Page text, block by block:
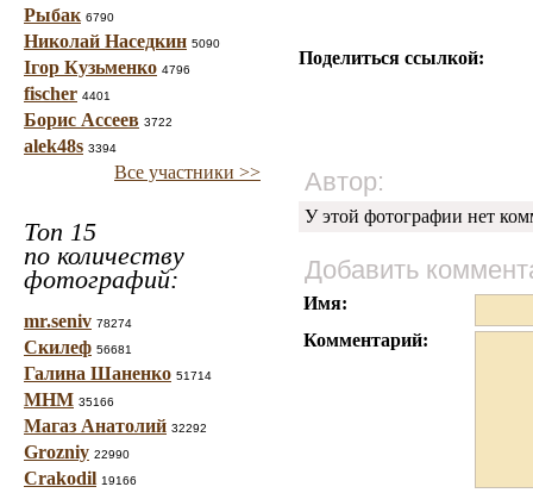
Рыбак 6790
Николай Наседкин 5090
Ігор Кузьменко 4796
fischer 4401
Борис Ассеев 3722
alek48s 3394
Все участники >>
Топ 15
по количеству
фотографий:
mr.seniv 78274
Скилеф 56681
Галина Шаненко 51714
МНМ 35166
Магаз Анатолий 32292
Grozniy 22990
Crakodil 19166
Поделиться ссылкой:
Автор:
У этой фотографии нет
Добавить
Имя:
Комментарий: